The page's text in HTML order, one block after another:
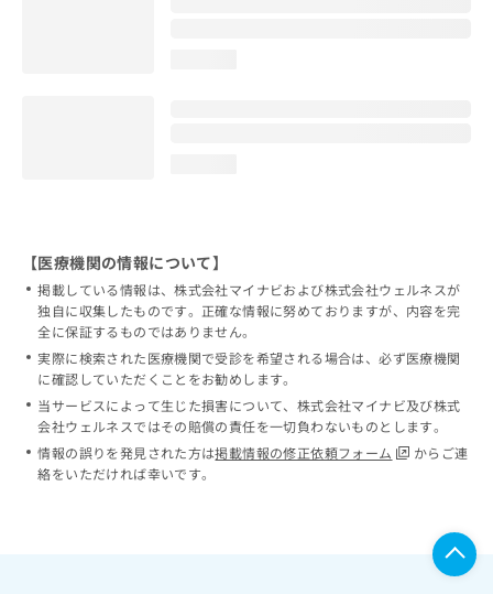
【医療機関の情報について】
掲載している情報は、株式会社マイナビおよび株式会社ウェルネスが
独自に収集したものです。正確な情報に努めておりますが、内容を完
全に保証するものではありません。
実際に検索された医療機関で受診を希望される場合は、必ず医療機関
に確認していただくことをお勧めします。
当サービスによって生じた損害について、株式会社マイナビ及び株式
会社ウェルネスではその賠償の責任を一切負わないものとします。
情報の誤りを発見された方は掲載情報の修正依頼フォーム
からご連
絡をいただければ幸いです。